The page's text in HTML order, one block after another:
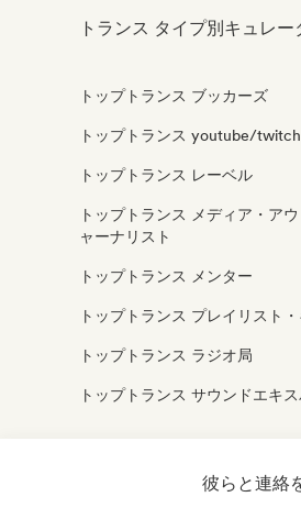
トランス タイプ別キュレー
トップトランス ブッカーズ
トップトランス youtube/
トップトランス レーベル
トップトランス メディア・ア
ャーナリスト
トップトランス メンター
トップトランス プレイリスト
トップトランス ラジオ局
トップトランス サウンドエキス
彼らと連絡